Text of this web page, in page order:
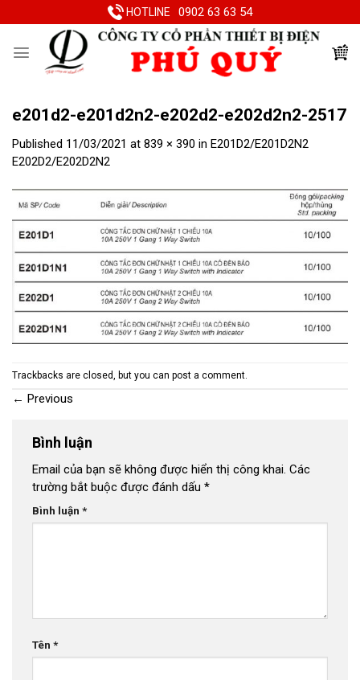
to
HOTLINE 0902 63 63 54
e201d2-e201d2n2-e202d2-e202d2n2-2517
Published 11/03/2021 at 839 × 390 in E201D2/E201D2N2
E202D2/E202D2N2
Trackbacks are closed, but you can post a comment.
← Previous
Bình luận
Email của bạn sẽ không được hiển thị công khai. Các
trường bắt buộc được đánh dấu *
Bình luận *
Tên *